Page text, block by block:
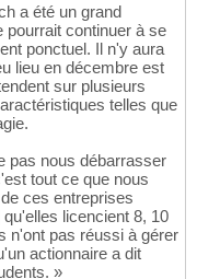
a été un grand
pourrait continuer à se
ponctuel. Il n'y aura
lieu en décembre est
sur plusieurs
telles que
pas nous débarrasser
tout ce que nous
ces entreprises
licencient 8, 10
n'ont pas réussi à gérer
actionnaire a dit
»